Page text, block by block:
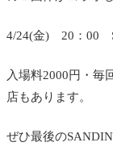
4/24(金) 20：00
入場料2000円・毎
店もあります。
ぜひ最後の